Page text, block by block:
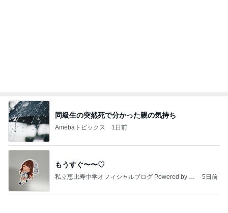
同級生の突然死で分かった親の気持ち
Amebaトピックス 1日前
もうすぐ〜〜♡
私立恵比寿中学オフィシャルブログ Powered by A
5日前